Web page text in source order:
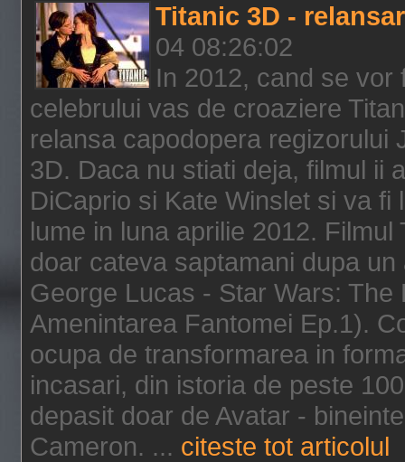
Titanic 3D -
04 08:26:02
In 2012, cand se
celebrului vas de croaziere
relansa capodopera regizorului
3D. Daca nu stiati deja, filmul ii
DiCaprio si Kate Winslet si va
lume in luna aprilie 2012.
doar cateva saptamani dupa
George Lucas - Star Wars:
Amenintarea Fantomei Ep.1).
ocupa de transformarea in
incasari, din istoria de peste
depasit doar de Avatar -
Cameron. ... citeste tot articolul